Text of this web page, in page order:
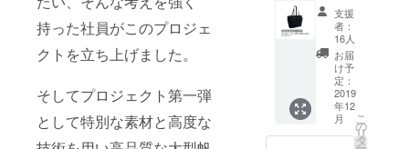
持った社員がこのプロジェ
クトを立ち上げました。
そしてプロジェクト第一弾
として特別な素材と高度な
変あり
がたい
です。
<リター
ン内容>
ステッ
カーを
ご提供
致しま
す。 お
OFF
40700
→3459
5円 消
費税、
送料込
6105円
OFF
支援
者：
16人
お届
け予
定：
2019
年12
月
こ
の
リ
タ